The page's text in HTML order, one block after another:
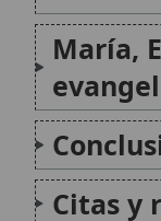
Orden de
La Orden
conocida
de
católica
Charles
entre